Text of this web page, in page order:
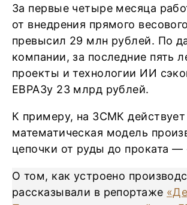
За первые четыре месяца
от внедрения прямого
превысил 29 млн рублей. По
компании, за последние пять
проекты и технологии ИИ
ЕВРАЗу 23 млрд рублей.
К примеру, на ЗСМК действует
математическая модель
цепочки от руды до проката —
О том, как устроено
рассказывали в репортаже